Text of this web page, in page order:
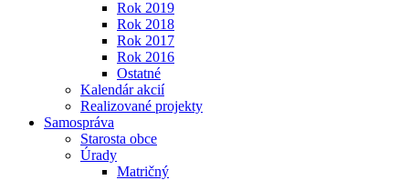
Rok 2019
Rok 2018
Rok 2017
Rok 2016
Ostatné
Kalendár akcií
Realizované projekty
Samospráva
Starosta obce
Úrady
Matričný